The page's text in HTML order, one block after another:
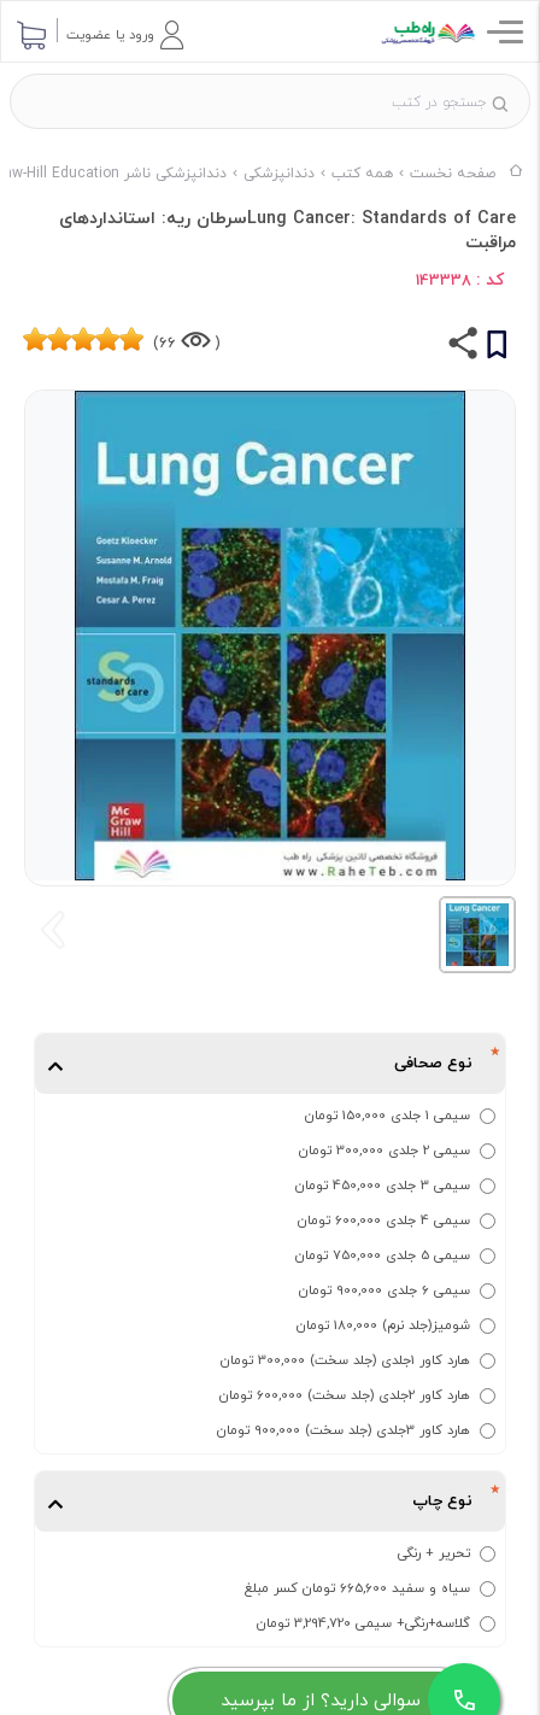
ورود یا عضویت
صفحه نخست همه کتب دندانپزشکی دندانپزشکی ناشر McGraw-Hill Education
Lung Cancer: Standards of Careسرطان ریه: استانداردهای
مراقبت
کد : 143338
(
66)
نوع صحافی
سیمی 1 جلدی 150,000 تومان
سیمی 2 جلدی 300,000 تومان
سیمی 3 جلدی 450,000 تومان
سیمی 4 جلدی 600,000 تومان
سیمی 5 جلدی 750,000 تومان
سیمی 6 جلدی 900,000 تومان
شومیز(جلد نرم) 180,000 تومان
هارد کاور 1جلدی (جلد سخت) 300,000 تومان
هارد کاور 2جلدی (جلد سخت) 600,000 تومان
هارد کاور 3جلدی (جلد سخت) 900,000 تومان
نوع چاپ
تحریر + رنگی
سیاه و سفید 665,600 تومان کسر مبلغ
گلاسه+رنگی+ سیمی 3,294,720 تومان
سوالی دارید؟ از ما بپرسید